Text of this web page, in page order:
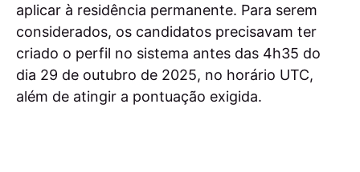
aplicar à residência permanente. Para serem
considerados, os candidatos precisavam ter
criado o perfil no sistema antes das 4h35 do
dia 29 de outubro de 2025, no horário UTC,
além de atingir a pontuação exigida.